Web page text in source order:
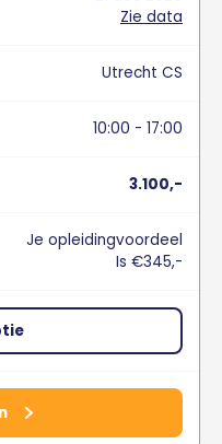
Zie data
Utrecht CS
10:00 - 17:00
3.100,-
Je opleidingvoordeel
Is €345,-